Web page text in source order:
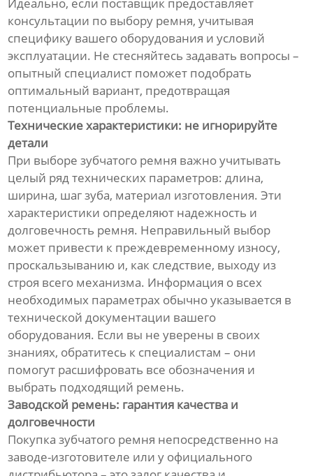
Идеально, если поставщик предоставляет
консультации по выбору ремня, учитывая
специфику вашего оборудования и условий
эксплуатации. Не стесняйтесь задавать вопросы –
опытный специалист поможет подобрать
оптимальный вариант, предотвращая
потенциальные проблемы.
Технические характеристики: не игнорируйте
детали
При выборе зубчатого ремня важно учитывать
целый ряд технических параметров: длина,
ширина, шаг зуба, материал изготовления. Эти
характеристики определяют надежность и
долговечность ремня. Неправильный выбор
может привести к преждевременному износу,
проскальзыванию и, как следствие, выходу из
строя всего механизма. Информация о всех
необходимых параметрах обычно указывается в
технической документации вашего
оборудования. Если вы не уверены в своих
знаниях, обратитесь к специалистам – они
помогут расшифровать все обозначения и
выбрать подходящий ремень.
Заводской ремень: гарантия качества и
долговечности
Покупка зубчатого ремня непосредственно на
заводе-изготовителе или у официального